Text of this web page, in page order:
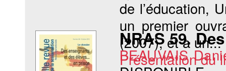
de l’éducation,
un premier
(2007), et à un...
Présentation du
NRAS 59.
BEAUVAIS